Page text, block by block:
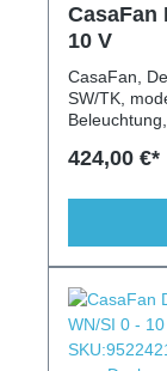
CasaFan
10 V
CasaFan,
SW/TK,
424,00 €*